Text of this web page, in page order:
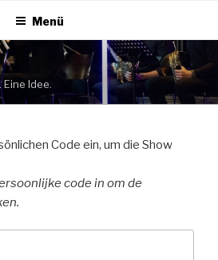
Eine Idee.
Menü
Code ein, um die Show
code in om de